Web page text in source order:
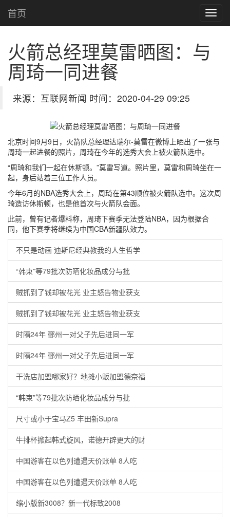
首页
火箭总经理莫雷晒图：与
周琦一同进餐
来源：互联网新闻 时间：2020-04-29 09:25
北京时间9月9日，火箭队总经理达瑞尔-莫雷在微博上晒出了一张与
周琦一起进餐的照片，周琦在今年的选秀大会上被火箭队选中。
“周琦和我们一起在休斯顿。”莫雷写道。照片里，莫雷和周琦坐在一
起，身后站着三位工作人员。
今年6月的NBA选秀大会上，周琦在第43顺位被火箭队选中。这次周
琦造访休斯顿，也是他首次与火箭队会面。
此前，曾有记者爆料称，周琦下赛季无法登陆NBA，因为根据合
同，他下赛季将继续为中国CBA新疆队效力。
不只是动画 迪斯尼经典教我的人生哲学
“韩束”等79批次防晒化妆品成分与批
贼抓到了钱却被花光 业主怒告物业获支
贼抓到了钱却被花光 业主怒告物业获支
时隔24年 鄞州一对父子先后进同一军
时隔24年 鄞州一对父子先后进同一军
干洗店加盟哪家好？地摊小贩加盟德奈福
“韩束”等79批次防晒化妆品成分与批
尺寸或小于宝马Z5 丰田新Supra
牛排杯掀起韩式旋风，诺德开辟更大的财
中国游客在以色列遭遇天价账单 8人吃
中国游客在以色列遭遇天价账单 8人吃
缩小版新3008？新一代标致2008